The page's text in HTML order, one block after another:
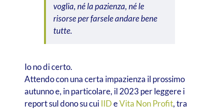
voglia, né la pazienza, né le
risorse per farsele andare bene
tutte.
Io no di certo.
Attendo con una certa impazienza il prossimo
autunno e, in particolare, il 2023 per leggere i
report sul dono su cuiIIDeVita Non Profit, tra